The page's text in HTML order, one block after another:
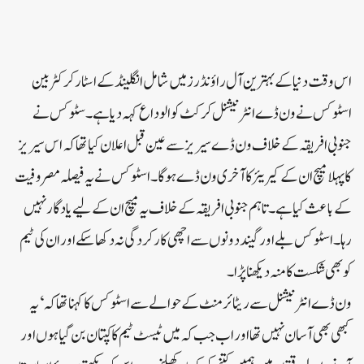
اس وقت دنیا کے بہترین آل راؤنڈرز میں شامل انگلینڈ کے اسٹار کرکٹر بین
اسٹوکس نے ون ڈے انٹرنیشنل کرکٹ کو الوداع کہہ دیا ہے۔سٹوکس نے
جنوبی افریقہ کے خلاف ون ڈے سیریز سے عین قبل اعلان کیا تھا کہ اس سیریز
کا پہلا میچ ان کے کیریئر کا آخری ون ڈے ہوگا۔اسٹوکس نے یہ فیصلہ مصروفیت
کے باعث کیا ہے۔تاہم جنوبی افریقہ کے خلاف یہ میچ ان کے لیے یادگار نہیں
رہا۔اسٹوکس بلے اور گیند دونوں سے اچھی کارکردگی نہ دکھا سکے اور ان کی ٹیم
کو بھی شکست کا منہ دیکھنا پڑا۔
ون ڈے انٹرنیشنل سے ریٹائرمنٹ کے حوالے سے اسٹوکس کا کہنا تھا کہ ‘یہ
کبھی بھی آسان نہیں تھا اور اب جب کہ میں ٹیسٹ ٹیم کا کپتان بن گیا ہوں اور